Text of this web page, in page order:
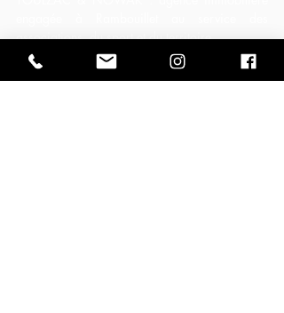
associations, du sport et du territoire
Sur le même sujet